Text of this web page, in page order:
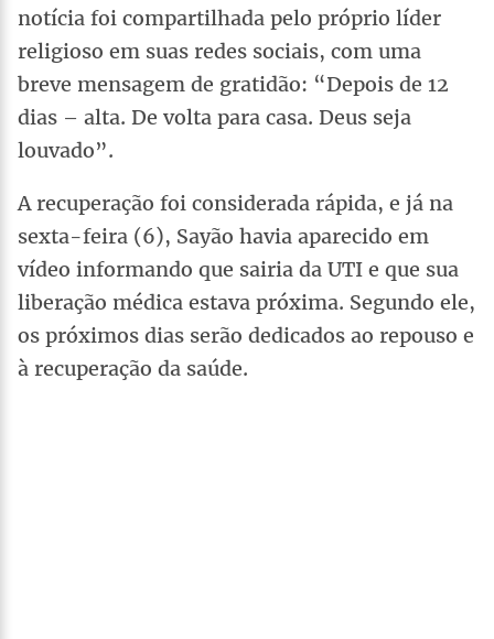
notícia foi compartilhada pelo próprio líder
religioso em suas redes sociais, com uma
breve mensagem de gratidão: “Depois de 12
dias – alta. De volta para casa. Deus seja
louvado”.
A recuperação foi considerada rápida, e já na
sexta-feira (6), Sayão havia aparecido em
vídeo informando que sairia da UTI e que sua
liberação médica estava próxima. Segundo ele,
os próximos dias serão dedicados ao repouso e
à recuperação da saúde.